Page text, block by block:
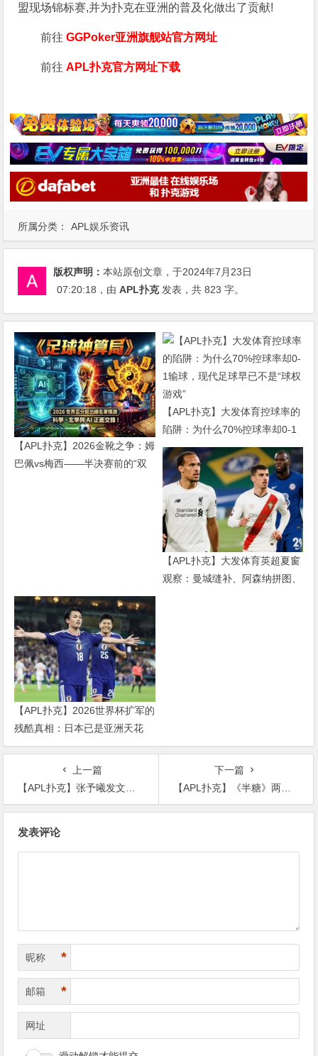
所属分类： APL娱乐资讯
盟现场锦标赛,并为扑克在亚洲的普及化做出了贡献!
前往GGPoker亚洲旗舰站官方网址
前往APL扑克官方网址下载
版权声明：本站原创文章，于2024年7月23日
07:20:18 ，由APL扑克发表，共 823 字。
【APL扑克】2026金靴之争：姆
巴佩vs梅西——半决赛前的“双
【APL扑克】大发体育控球率的
陷阱：为什么70%控球率却0-1
输球，现代足球早已不是“球权
游戏”
【APL扑克】大发体育英超夏窗
观察：曼城缝补、阿森纳拼图、
【APL扑克】2026世界杯扩军的
残酷真相：日本已是亚洲天花
板，国足的差距远不止几个名额
上一篇
【APL扑克】张予曦发文分手， 起底两人感情史最后是和平分手
下一篇
【APL扑克】《半糖》两家编剧团队开撕 ,总编剧王文通被控诉冒领功劳
发表评论
昵称 *
邮箱 *
网址